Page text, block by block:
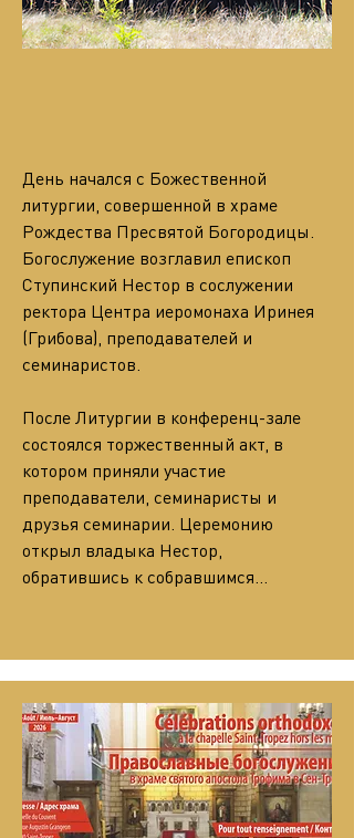
День начался с Божественной
литургии, совершенной в храме
Рождества Пресвятой Богородицы.
Богослужение возглавил епископ
Ступинский Нестор в сослужении
ректора Центра иеромонаха Иринея
(Грибова), преподавателей и
семинаристов.
После Литургии в конференц-зале
состоялся торжественный акт, в
котором приняли участие
преподаватели, семинаристы и
друзья семинарии. Церемонию
открыл владыка Нестор,
обратившись к собравшимся…